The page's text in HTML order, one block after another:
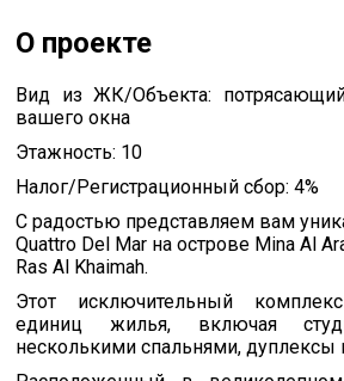
О проекте
Вид из ЖК/Объекта:
вашего окна
Этажность: 10
Налог/Регистрационный сбор: 4%
С радостью представляем вам
Quattro Del Mar на острове Mina Al
Ras Al Khaimah.
Этот исключительный
единиц жилья, включая
несколькими спальнями, дуплексы